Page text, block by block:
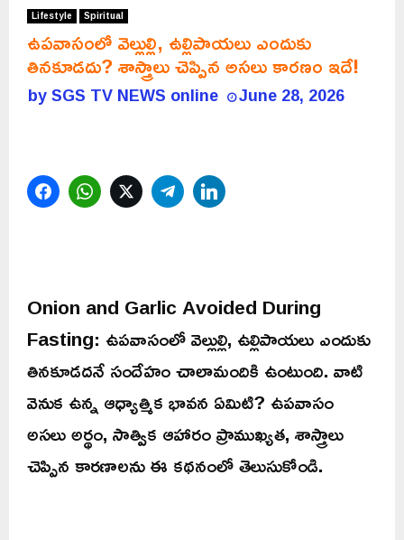
Lifestyle Spiritual
ఉపవాసంలో వెల్లుల్లి, ఉల్లిపాయలు ఎందుకు
తినకూడదు? శాస్త్రాలు చెప్పిన అసలు కారణం ఇదే!
bySGS TV NEWS online June 28, 2026
FacebookWhatsAppTwitterTelegram
Onion and Garlic Avoided During
Fasting: ఉపవాసంలో వెల్లుల్లి, ఉల్లిపాయలు ఎందుకు
తినకూడదనే సందేహం చాలామందికి ఉంటుంది. వాటి
వెనుక ఉన్న ఆధ్యాత్మిక భావన ఏమిటి? ఉపవాసం
అసలు అర్థం, సాత్విక ఆహారం ప్రాముఖ్యత, శాస్త్రాలు
చెప్పిన కారణాలను ఈ కథనంలో తెలుసుకోండి.